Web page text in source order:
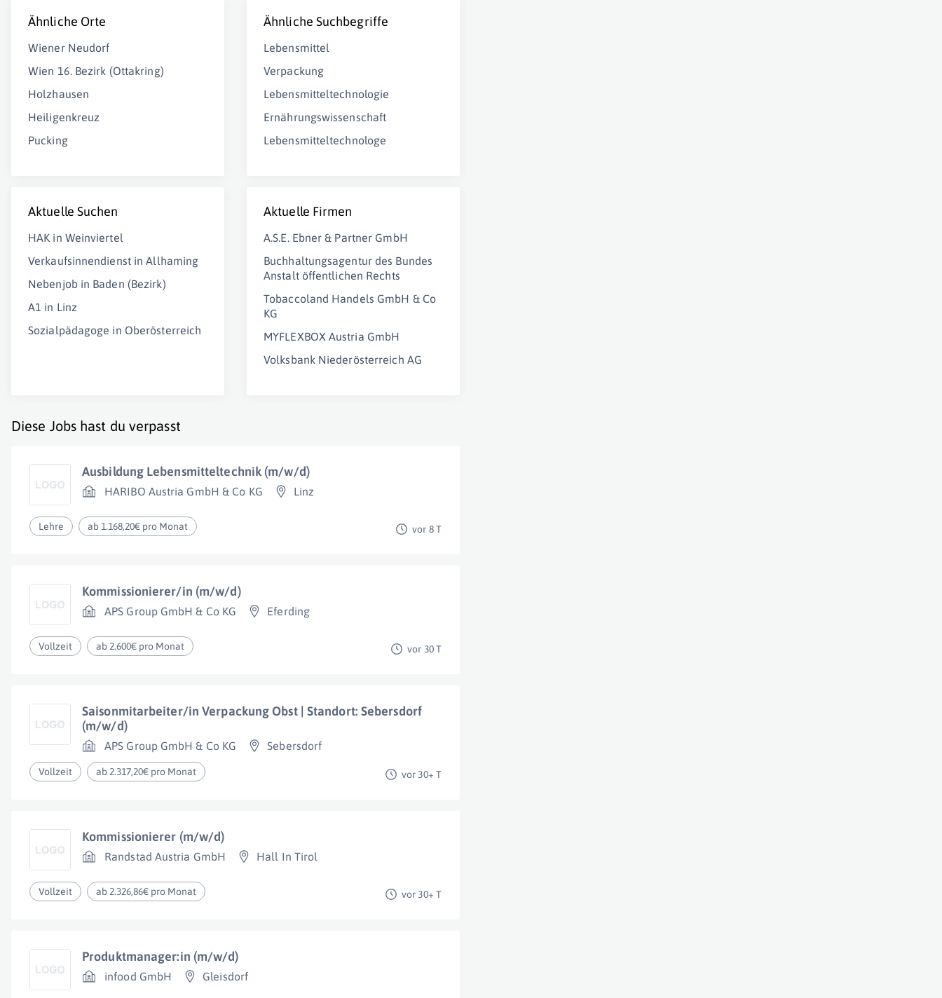
Ähnliche Orte
Wiener Neudorf
Wien 16. Bezirk (Ottakring)
Holzhausen
Heiligenkreuz
Pucking
Ähnliche Suchbegriffe
Lebensmittel
Verpackung
Lebensmitteltechnologie
Ernährungswissenschaft
Lebensmitteltechnologe
Aktuelle Suchen
HAK in Weinviertel
Verkaufsinnendienst in Allhaming
Nebenjob in Baden (Bezirk)
A1 in Linz
Sozialpädagoge in Oberösterreich
Aktuelle Firmen
A.S.E. Ebner & Partner GmbH
Buchhaltungsagentur des Bundes
Anstalt öffentlichen Rechts
Tobaccoland Handels GmbH & Co
KG
MYFLEXBOX Austria GmbH
Volksbank Niederösterreich AG
Diese Jobs hast du verpasst
Ausbildung Lebensmitteltechnik (m/w/d)
HARIBO Austria GmbH & Co KG Linz
Lehre ab 1.168,20€ pro Monat vor 8 T
Kommissionierer/in (m/w/d)
APS Group GmbH & Co KG Eferding
Vollzeit ab 2.600€ pro Monat vor 30 T
Saisonmitarbeiter/in Verpackung Obst | Standort: Sebersdorf
(m/w/d)
APS Group GmbH & Co KG Sebersdorf
Vollzeit ab 2.317,20€ pro Monat vor 30+ T
Kommissionierer (m/w/d)
Randstad Austria GmbH Hall In Tirol
Vollzeit ab 2.326,86€ pro Monat vor 30+ T
Produktmanager:in (m/w/d)
infood GmbH Gleisdorf